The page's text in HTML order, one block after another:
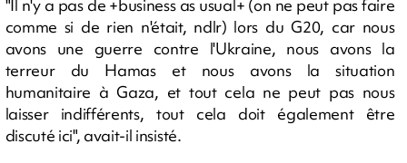
"Il n'y a pas de +business as usual+ (on ne peut pas faire
comme si de rien n'était, ndlr) lors du G20, car nous
avons une guerre contre l'Ukraine, nous avons la
terreur du Hamas et nous avons la situation
humanitaire à Gaza, et tout cela ne peut pas nous
laisser indifférents, tout cela doit également être
discuté ici", avait-il insisté.